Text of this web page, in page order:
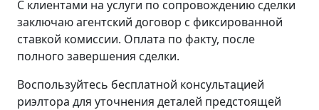
С клиентами на услуги по сопровождению сделки
заключаю агентский договор с фиксированной
ставкой комиссии. Оплата по факту, после
полного завершения сделки.
Воспользуйтесь бесплатной консультацией
риэлтора для уточнения деталей предстоящей